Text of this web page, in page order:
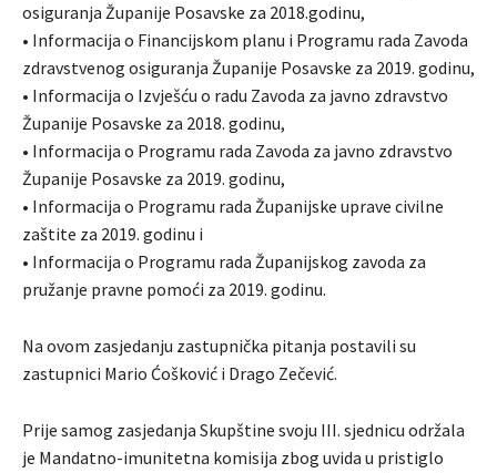
osiguranja Županije Posavske za 2018.godinu,
• Informacija o Financijskom planu i Programu rada Zavoda
zdravstvenog osiguranja Županije Posavske za 2019. godinu,
• Informacija o Izvješću o radu Zavoda za javno zdravstvo
Županije Posavske za 2018. godinu,
• Informacija o Programu rada Zavoda za javno zdravstvo
Županije Posavske za 2019. godinu,
• Informacija o Programu rada Županijske uprave civilne
zaštite za 2019. godinu i
• Informacija o Programu rada Županijskog zavoda za
pružanje pravne pomoći za 2019. godinu.
Na ovom zasjedanju zastupnička pitanja postavili su
zastupnici Mario Ćošković i Drago Zečević.
Prije samog zasjedanja Skupštine svoju III. sjednicu održala
je Mandatno-imunitetna komisija zbog uvida u pristiglo